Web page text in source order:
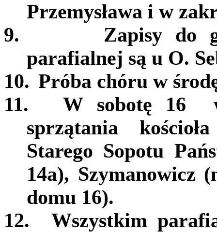
Przemysława iw
9.
Zapisy do
parafialnej są u O.
10. Próba chóru w
11.
W sobotę 16
sprzątania
Starego Sopotu
14a), Szymanowicz
domu 16).
12.
Wszystkim